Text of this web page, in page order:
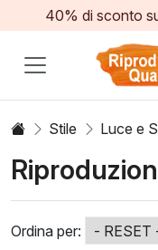
40% di sconto
Stile Luce e
Ordina per: